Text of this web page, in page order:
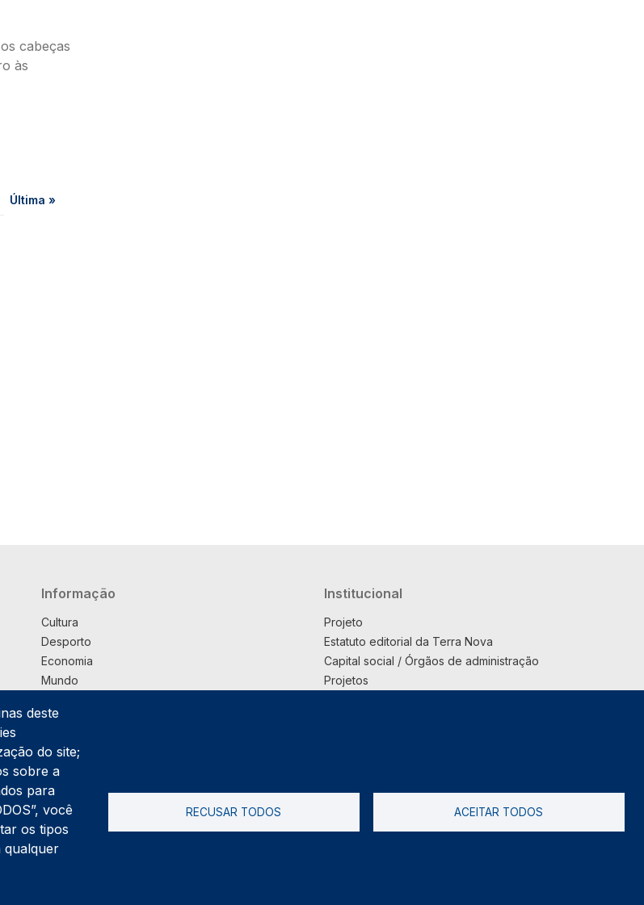
cabeças
às
Última página
Última »
Navegação principal
Informação
Cultura
Desporto
Economia
Mundo
País
Praça
Pub
Saúde
Sociedade
Institucional
Projeto
Estatuto editorial da Terra Nova
Capital social / Órgãos de administração
Projetos
Rodapé
deste
do site;
sobre a
para
você
os tipos
qualquer
RECUSAR TODOS ACEITAR TODOS